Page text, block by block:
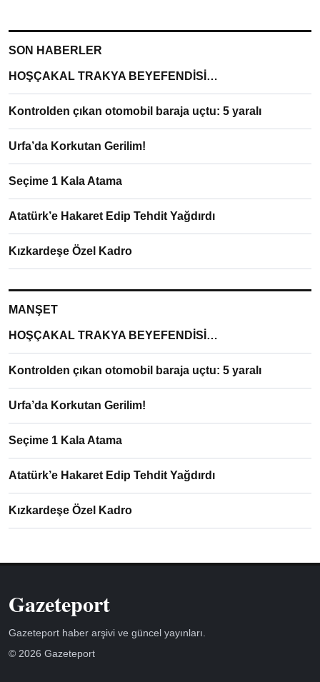
SON HABERLER
HOŞÇAKAL TRAKYA BEYEFENDİSİ…
Kontrolden çıkan otomobil baraja uçtu: 5 yaralı
Urfa’da Korkutan Gerilim!
Seçime 1 Kala Atama
Atatürk’e Hakaret Edip Tehdit Yağdırdı
Kızkardeşe Özel Kadro
MANŞET
HOŞÇAKAL TRAKYA BEYEFENDİSİ…
Kontrolden çıkan otomobil baraja uçtu: 5 yaralı
Urfa’da Korkutan Gerilim!
Seçime 1 Kala Atama
Atatürk’e Hakaret Edip Tehdit Yağdırdı
Kızkardeşe Özel Kadro
Gazeteport
Gazeteport haber arşivi ve güncel yayınları.
© 2026 Gazeteport